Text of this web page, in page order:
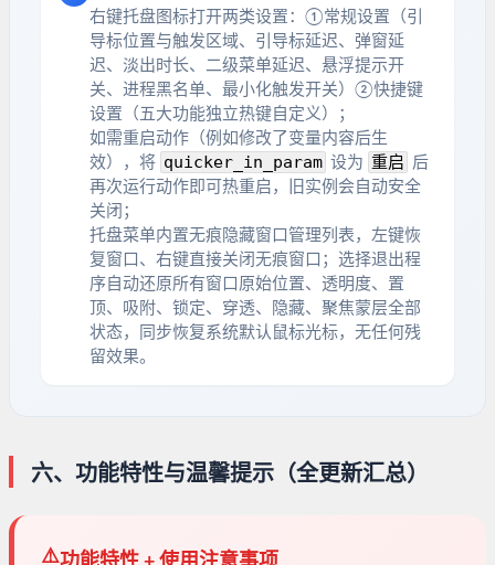
右键托盘图标打开两类设置：①常规设置（引
导标位置与触发区域、引导标延迟、弹窗延
迟、淡出时长、二级菜单延迟、悬浮提示开
关、进程黑名单、最小化触发开关）②快捷键
设置（五大功能独立热键自定义）；
如需重启动作（例如修改了变量内容后生
效），将 quicker_in_param 设为 重启 后
再次运行动作即可热重启，旧实例会自动安全
关闭；
托盘菜单内置无痕隐藏窗口管理列表，左键恢
复窗口、右键直接关闭无痕窗口；选择退出程
序自动还原所有窗口原始位置、透明度、置
顶、吸附、锁定、穿透、隐藏、聚焦蒙层全部
状态，同步恢复系统默认鼠标光标，无任何残
留效果。
六、功能特性与温馨提示（全更新汇总）
⚠️